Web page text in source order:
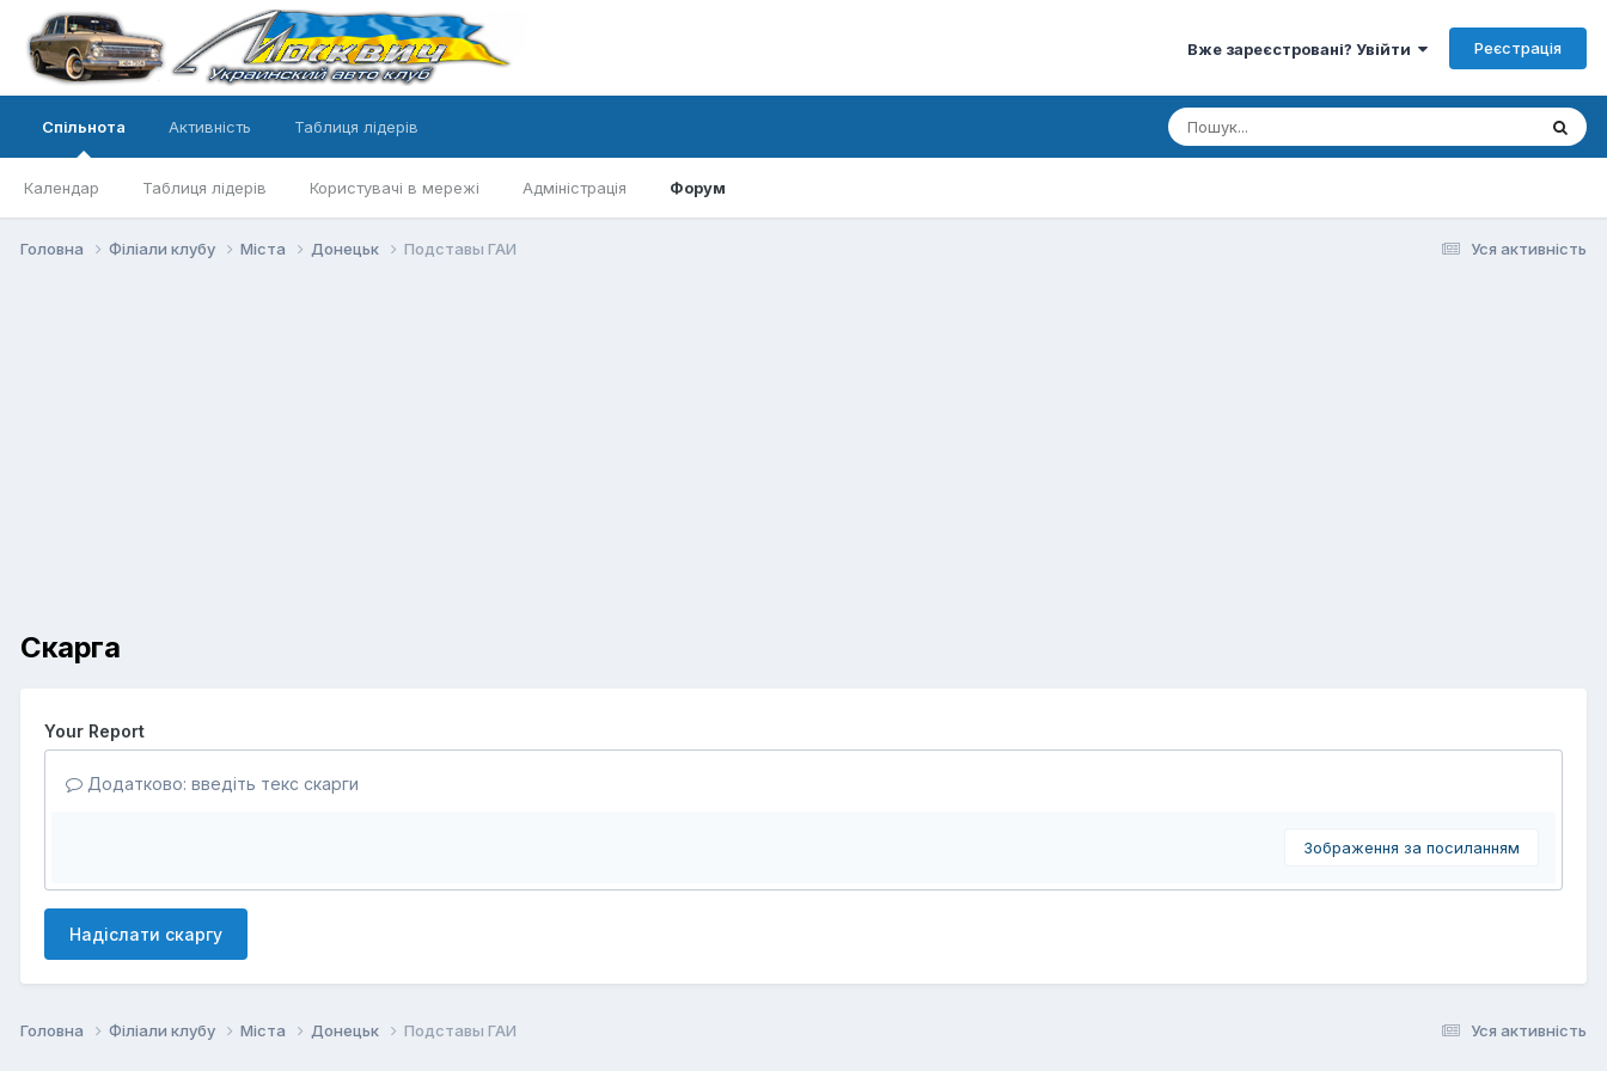
Вже зареєстровані? Увійти Реєстрація
Спільнота
Календар Таблиця лідерів Користувачі в мережі Адміністрація Форум
Активність Таблиця лідерів
Уся активність
Головна Філіали клубу Міста Донецьк Подставы ГАИ
Скарга
Your Report
Додатково: введіть текс скарги
Зображення за посиланням
Надіслати скаргу
Уся активність
Головна Філіали клубу Міста Донецьк Подставы ГАИ